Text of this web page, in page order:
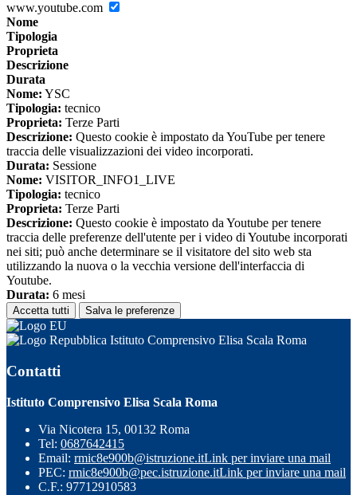
www.youtube.com
Nome
Tipologia
Proprieta
Descrizione
Durata
Nome: YSC
Tipologia: tecnico
Proprieta: Terze Parti
Descrizione: Questo cookie è impostato da YouTube per tenere
traccia delle visualizzazioni dei video incorporati.
Durata: Sessione
Nome: VISITOR_INFO1_LIVE
Tipologia: tecnico
Proprieta: Terze Parti
Descrizione: Questo cookie è impostato da Youtube per tenere
traccia delle preferenze dell'utente per i video di Youtube incorporati
nei siti; può anche determinare se il visitatore del sito web sta
utilizzando la nuova o la vecchia versione dell'interfaccia di
Youtube.
Durata: 6 mesi
Accetta tutti Salva le preferenze
Istituto Comprensivo Elisa Scala Roma
Contatti
Istituto Comprensivo Elisa Scala Roma
Via Nicotera 15, 00132 Roma
Tel: 0687642415
Email: rmic8e900b@istruzione.itLink per inviare una mail
PEC: rmic8e900b@pec.istruzione.itLink per inviare una mail
C.F.: 97712910583